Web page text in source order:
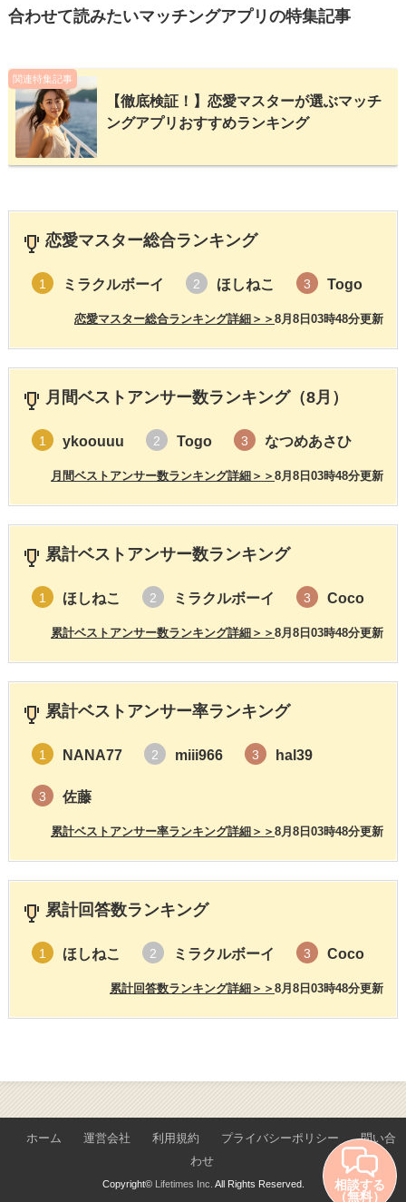
合わせて読みたいマッチングアプリの特集記事
関連特集記事
【徹底検証！】恋愛マスターが選ぶマッチ
ングアプリおすすめランキング
恋愛マスター総合ランキング
1 ミラクルボーイ 2 ほしねこ 3 Togo
8月8日03時48分更新
恋愛マスター総合ランキング詳細＞＞
月間ベストアンサー数ランキング（8月）
1 ykoouuu 2 Togo 3 なつめあさひ
8月8日03時48分更新
月間ベストアンサー数ランキング詳細＞＞
累計ベストアンサー数ランキング
1 ほしねこ 2 ミラクルボーイ 3 Coco
8月8日03時48分更新
累計ベストアンサー数ランキング詳細＞＞
累計ベストアンサー率ランキング
1 NANA77 2 miii966 3 hal39
3 佐藤
8月8日03時48分更新
累計ベストアンサー率ランキング詳細＞＞
累計回答数ランキング
1 ほしねこ 2 ミラクルボーイ 3 Coco
8月8日03時48分更新
累計回答数ランキング詳細＞＞
ホーム 運営会社 利用規約 プライバシーポリシー
問い合
わせ
Copyright© Lifetimes Inc. All Rights Reserved. 相談する
（無料）